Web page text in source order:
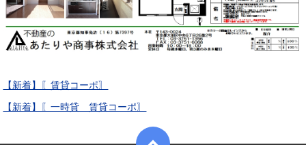
【新着】〖賃貸コーポ〗
【新着】〖一時貸 賃貸コーポ〗